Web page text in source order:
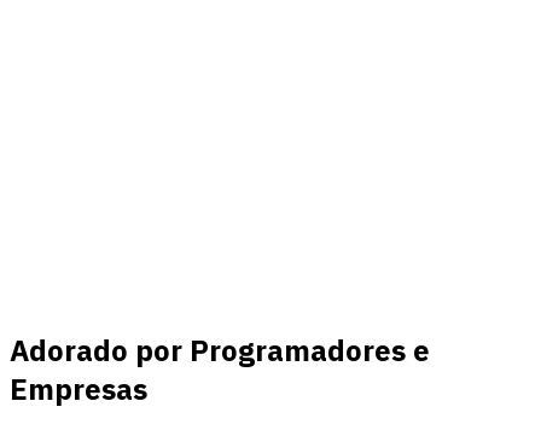
Adorado por Programadores e
Empresas